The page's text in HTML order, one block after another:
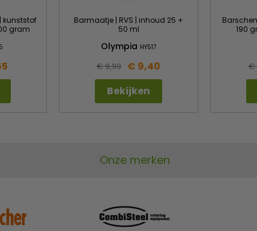
kunststof
gram
Barmaatje | RVS | inhoud 25 +
50 ml
Olympia HY517
€ 9,99 € 9,40
Bekijken
190
€
Onze merken